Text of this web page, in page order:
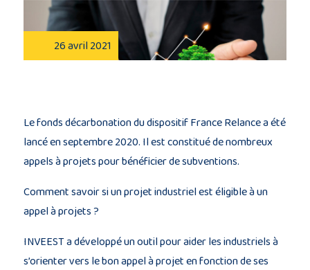
Membres
consortium
Contact
26 avril 2021
Le fonds décarbonation du dispositif France Relance a été
lancé en septembre 2020. Il est constitué de nombreux
appels à projets pour bénéficier de subventions.
Comment savoir si un projet industriel est éligible à un
appel à projets ?
INVEEST a développé un outil pour aider les industriels à
s’orienter vers le bon appel à projet en fonction de ses